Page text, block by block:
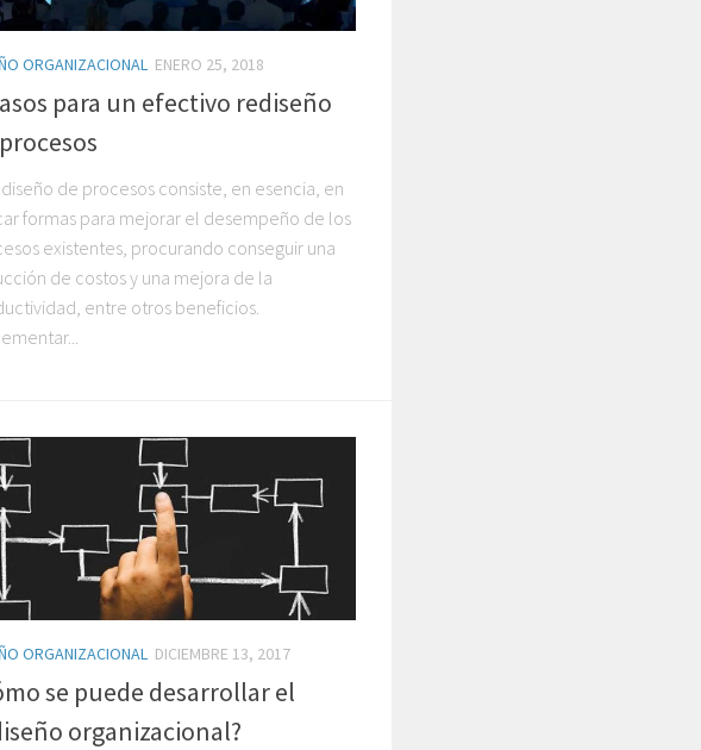
ORGANIZACIONAL ENERO 25, 2018
para un efectivo rediseño
de procesos consiste, en esencia, en
formas para mejorar el desempeño de los
existentes, procurando conseguir una
de costos y una mejora de la
entre otros beneficios.
ORGANIZACIONAL DICIEMBRE 13, 2017
se puede desarrollar el
organizacional?